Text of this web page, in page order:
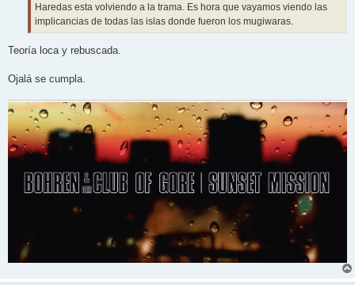
Haredas esta volviendo a la trama. Es hora que vayamos viendo las
implicancias de todas las islas donde fueron los mugiwaras.
Teoría loca y rebuscada.
Ojalá se cumpla.